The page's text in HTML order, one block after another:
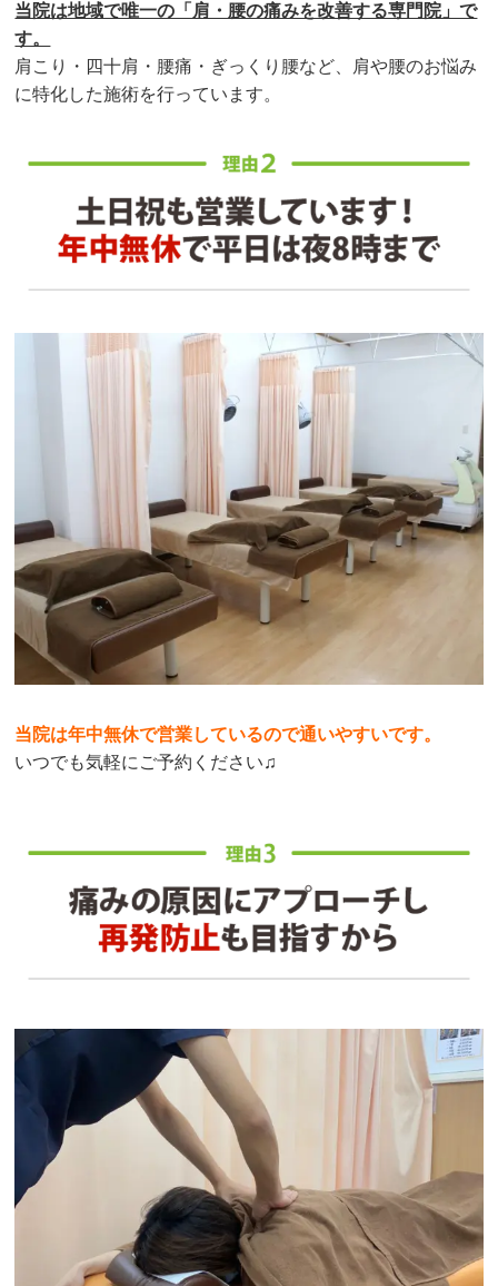
当院は地域で唯一の「肩・腰の痛みを改善する専門院」で
す。
肩こり・四十肩・腰痛・ぎっくり腰など、肩や腰のお悩み
に特化した施術を行っています。
当院は年中無休で営業しているので通いやすいです。
いつでも気軽にご予約ください♫